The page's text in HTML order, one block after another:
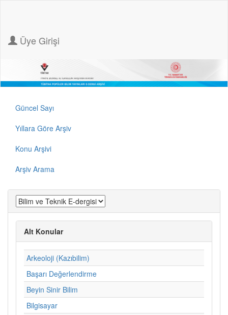
Üye Girişi
Güncel Sayı
Yıllara Göre Arşiv
Konu Arşivi
Arşiv Arama
Alt Konular
Arkeoloji (Kazıbilim)
Başarı Değerlendirme
Beyin Sinir Bilim
Bilgisayar